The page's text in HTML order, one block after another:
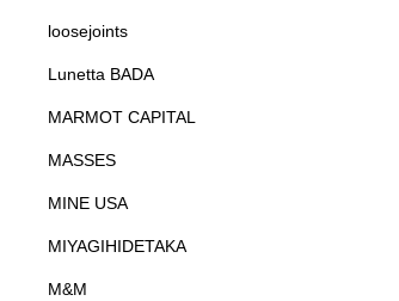
loosejoints
Lunetta BADA
MARMOT CAPITAL
MASSES
MINE USA
MIYAGIHIDETAKA
M&M